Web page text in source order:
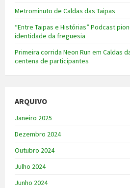
Metrominuto de Caldas das Taipas
“Entre Taipas e Histórias” Podcast
identidade da freguesia
Primeira corrida Neon Run em Caldas
centena de participantes
ARQUIVO
Janeiro 2025
Dezembro 2024
Outubro 2024
Julho 2024
Junho 2024